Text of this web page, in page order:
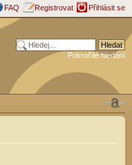
FAQ Registrovat Přihlásit se
Pokročilé hledání